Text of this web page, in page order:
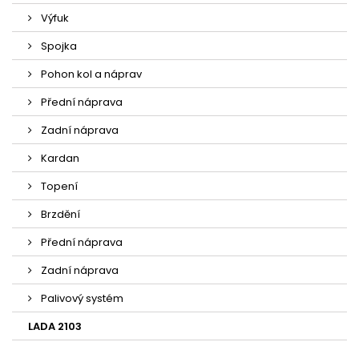
Výfuk
Spojka
Pohon kol a náprav
Přední náprava
Zadní náprava
Kardan
Topení
Brzdění
Přední náprava
Zadní náprava
Palivový systém
LADA 2103